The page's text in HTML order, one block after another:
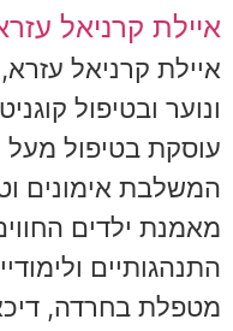
איילת קרניאל
איילת קרניאל
המשלבת אימונים
מאמנת ילדים
התנהגותיים
מטפלת בחרדה,